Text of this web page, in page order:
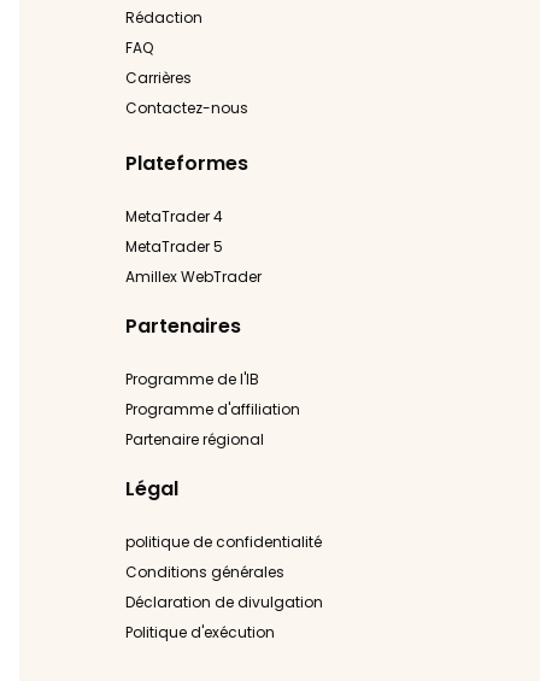
Rédaction
FAQ
Carrières
Contactez-nous
Plateformes
MetaTrader 4
MetaTrader 5
Amillex WebTrader
Partenaires
Programme de l'IB
Programme d'affiliation
Partenaire régional
Légal
politique de confidentialité
Conditions générales
Déclaration de divulgation
Politique d'exécution